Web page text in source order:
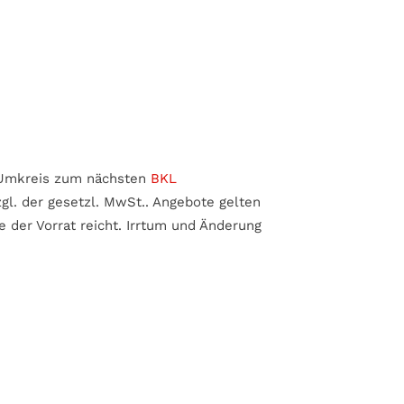
zum nächsten BKL
der gesetzl. MwSt.. Angebote gelten
der Vorrat reicht. Irrtum und Änderung